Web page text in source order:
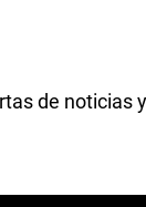
de noticias y